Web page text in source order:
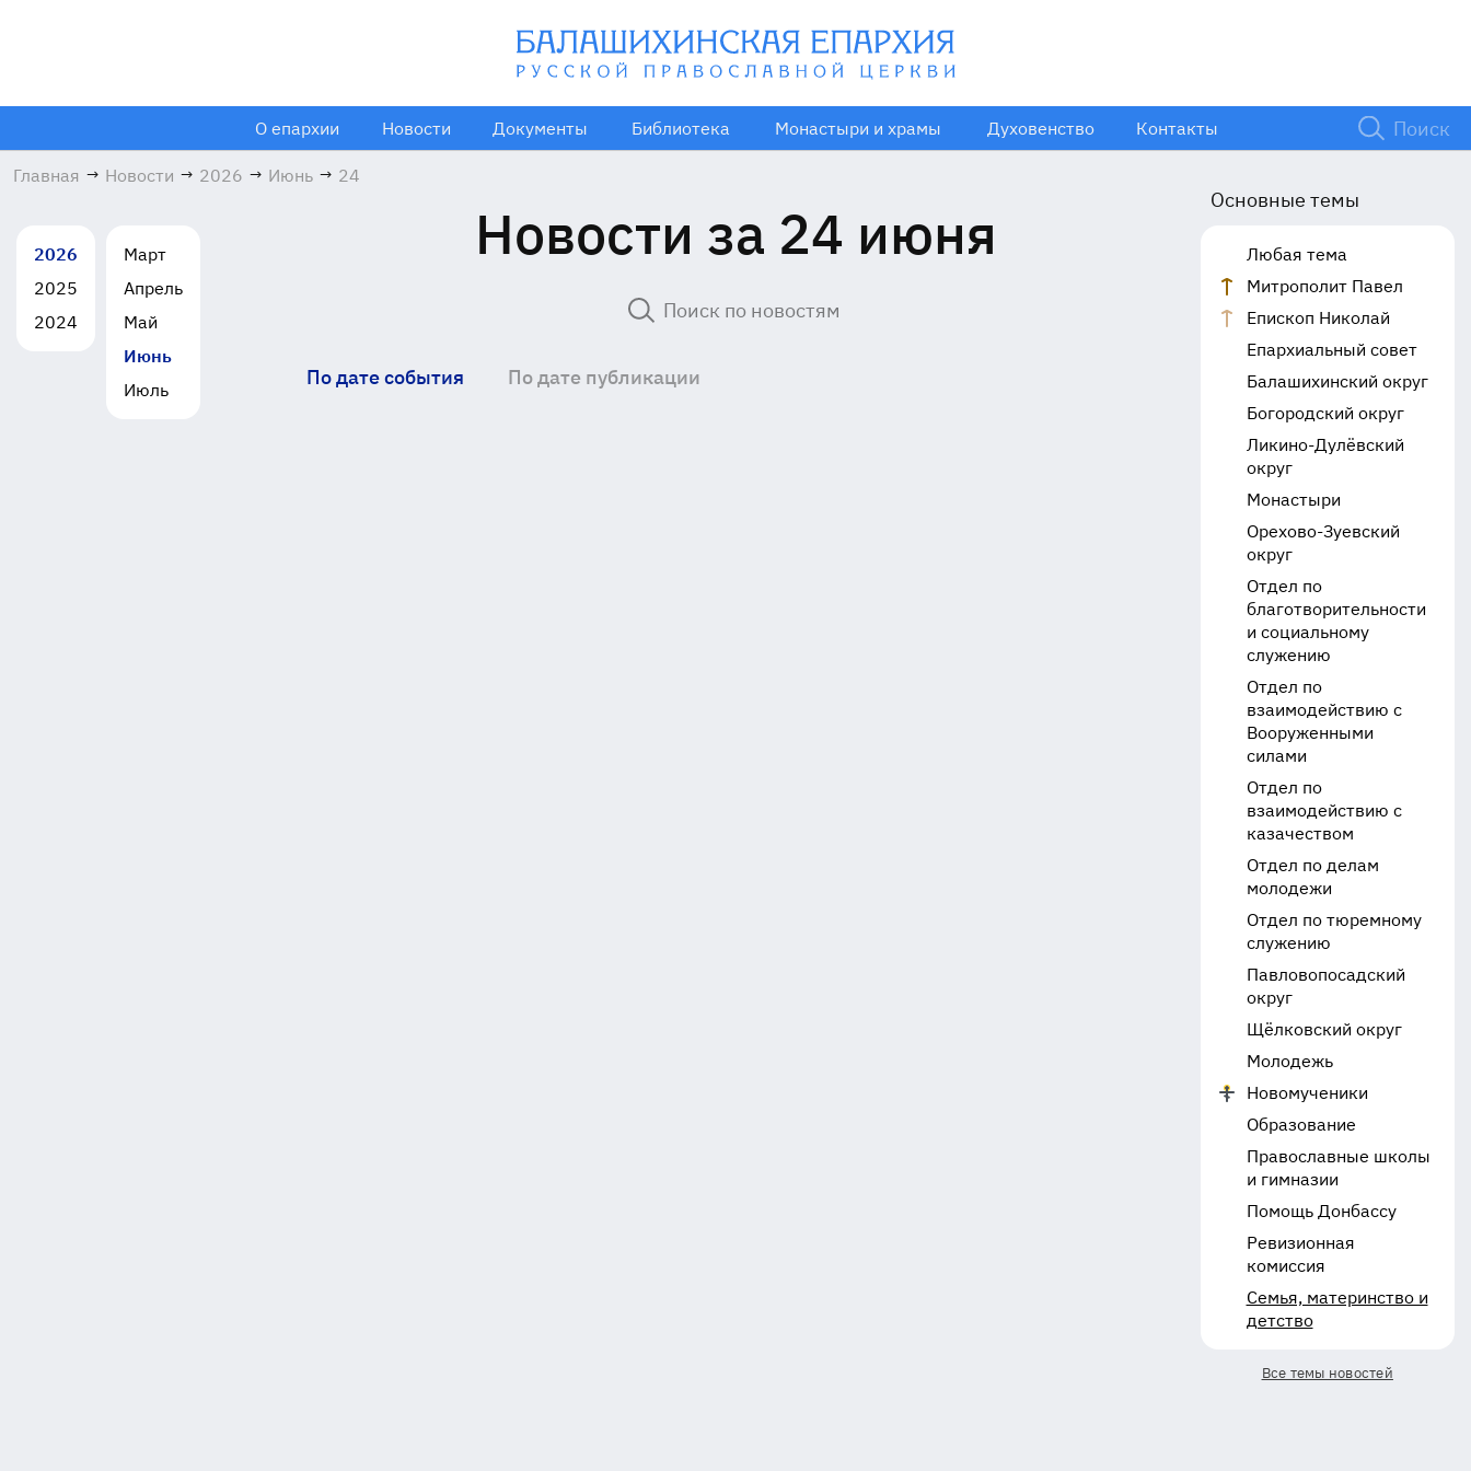
О епархии Новости Документы Библиотека Монастыри и храмы Духовенство Контакты
Главная → Новости → 2026 → Июнь → 24
2026
2025
2024
Март
Апрель
Май
Июнь
Июль
Новости за 24 июня
По дате события По дате публикации
Основные темы
Любая тема
Митрополит Павел
Епископ Николай
Епархиальный совет
Балашихинский округ
Богородский округ
Ликино-Дулёвский
округ
Монастыри
Орехово-Зуевский
округ
Отдел по
благотворительности
и социальному
служению
Отдел по
взаимодействию с
Вооруженными
силами
Отдел по
взаимодействию с
казачеством
Отдел по делам
молодежи
Отдел по тюремному
служению
Павловопосадский
округ
Щёлковский округ
Молодежь
Новомученики
Образование
Православные школы
и гимназии
Помощь Донбассу
Ревизионная
комиссия
Семья, материнство и
детство
Все темы новостей